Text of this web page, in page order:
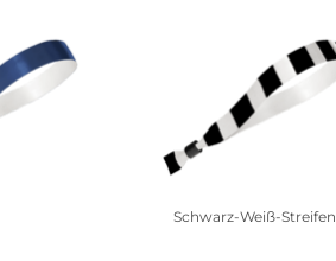
Schwarz-Weiß-Streifen